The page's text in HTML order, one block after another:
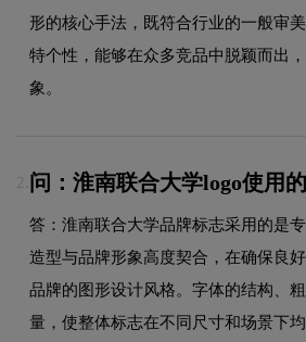
形的核心手法，既符合行业的一般审
特个性，能够在众多竞品中脱颖而出
象。
2. 问：淮南联合大学logo使用
答：淮南联合大学品牌标志采用的是
造型与品牌形象高度契合，在确保良
品牌的图形设计风格。字体的结构、
量，使整体标志在不同尺寸和场景下